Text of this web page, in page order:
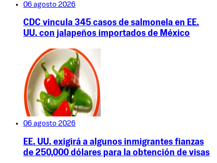
06 agosto 2026
CDC vincula 345 casos de salmonela en EE.
UU. con jalapeños importados de México
06 agosto 2026
EE. UU. exigirá a algunos inmigrantes fianzas
de 250,000 dólares para la obtención de visas